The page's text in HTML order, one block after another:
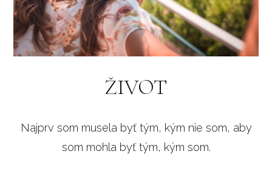
ŽIVOT
Najprv som musela byť tým, kým nie som, aby
som mohla byť tým, kým som.